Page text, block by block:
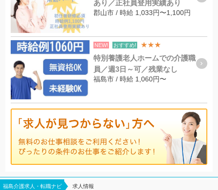
あり／正社員登用実績あり
郡山市 / 時給 1,033円〜1,100円
NEW! おすすめ! ★★★
特別養護老人ホームでの介護職
員／週3日～可／残業なし
福島市 / 時給 1,060円〜
福島介護求人・転職ナビ 求人情報